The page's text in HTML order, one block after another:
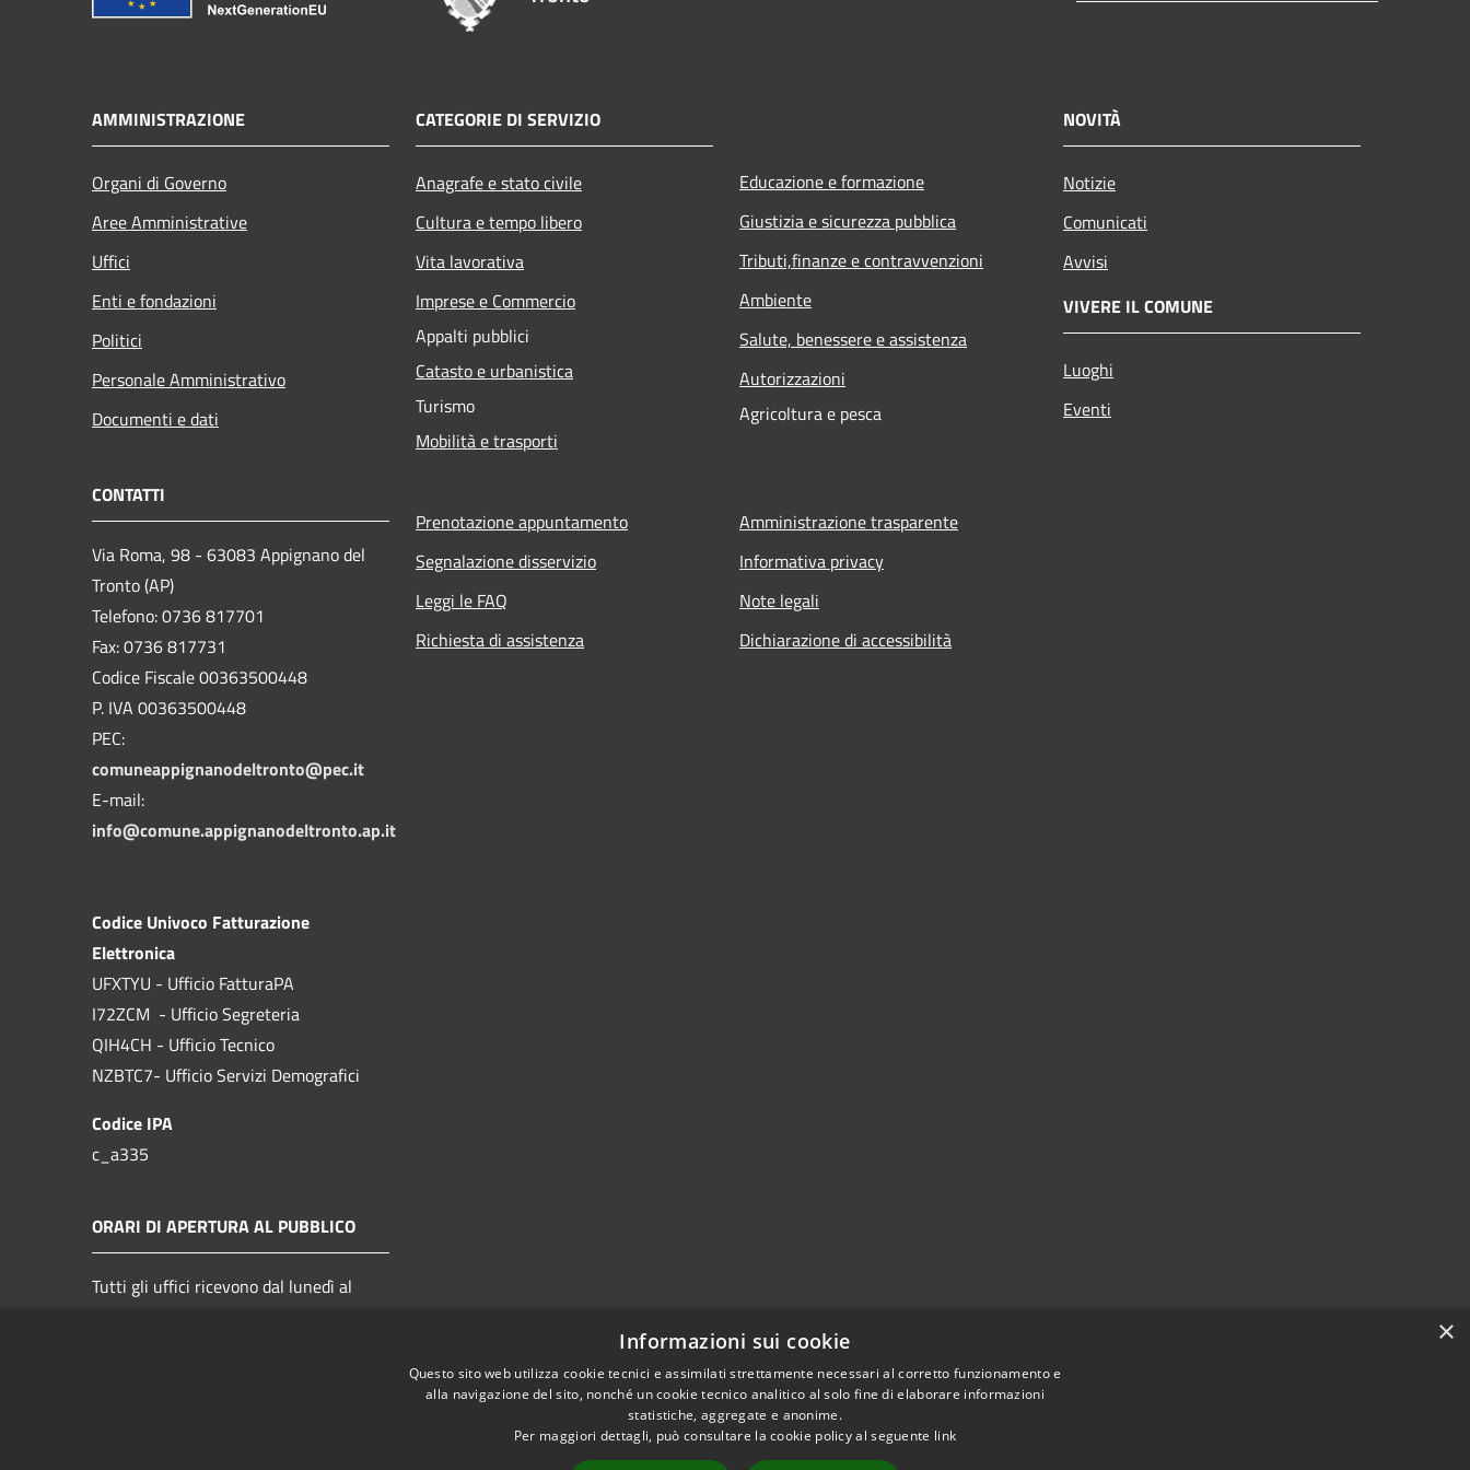
AMMINISTRAZIONE
Organi di Governo
Aree Amministrative
Uffici
Enti e fondazioni
Politici
Personale Amministrativo
Documenti e dati
CATEGORIE DI SERVIZIO
Anagrafe e stato civile
Cultura e tempo libero
Vita lavorativa
Imprese e Commercio
Appalti pubblici
Catasto e urbanistica
Turismo
Mobilità e trasporti
Educazione e formazione
Giustizia e sicurezza pubblica
Tributi,finanze e contravvenzioni
Ambiente
Salute, benessere e assistenza
Autorizzazioni
Agricoltura e pesca
NOVITÀ
Notizie
Comunicati
Avvisi
VIVERE IL COMUNE
Luoghi
Eventi
CONTATTI
Via Roma, 98 - 63083 Appignano del
Tronto (AP)
Telefono: 0736 817701
Fax: 0736 817731
Codice Fiscale 00363500448
P. IVA 00363500448
PEC:
comuneappignanodeltronto@pec.it
E-mail:
info@comune.appignanodeltronto.ap.it
Codice Univoco Fatturazione
Elettronica
UFXTYU - Ufficio FatturaPA
I72ZCM - Ufficio Segreteria
QIH4CH - Ufficio Tecnico
NZBTC7- Ufficio Servizi Demografici
Codice IPA
c_a335
ORARI DI APERTURA AL PUBBLICO
Tutti gli uffici ricevono dal lunedì al
Prenotazione appuntamento
Segnalazione disservizio
Leggi le FAQ
Richiesta di assistenza
Amministrazione trasparente
Informativa privacy
Note legali
Dichiarazione di accessibilità
×
Informazioni sui cookie
Questo sito web utilizza cookie tecnici e assimilati strettamente necessari al corretto funzionamento e
alla navigazione del sito, nonché un cookie tecnico analitico al solo fine di elaborare informazioni
statistiche, aggregate e anonime.
Per maggiori dettagli, può consultare la cookie policy al seguente link